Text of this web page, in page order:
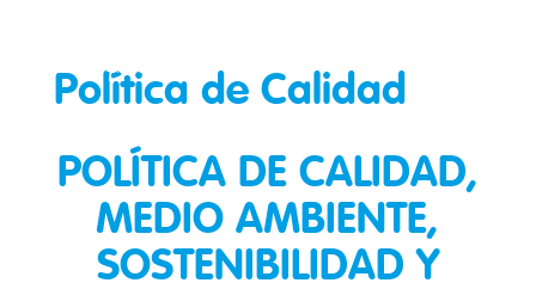
Política de Calidad
POLÍTICA DE CALIDAD,
MEDIO AMBIENTE,
SOSTENIBILIDAD Y